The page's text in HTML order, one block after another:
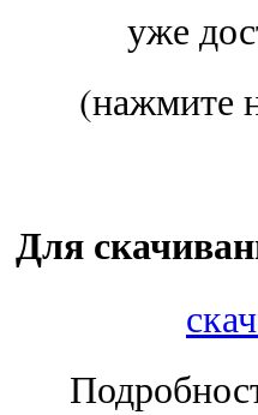
уже
(нажмите
Для